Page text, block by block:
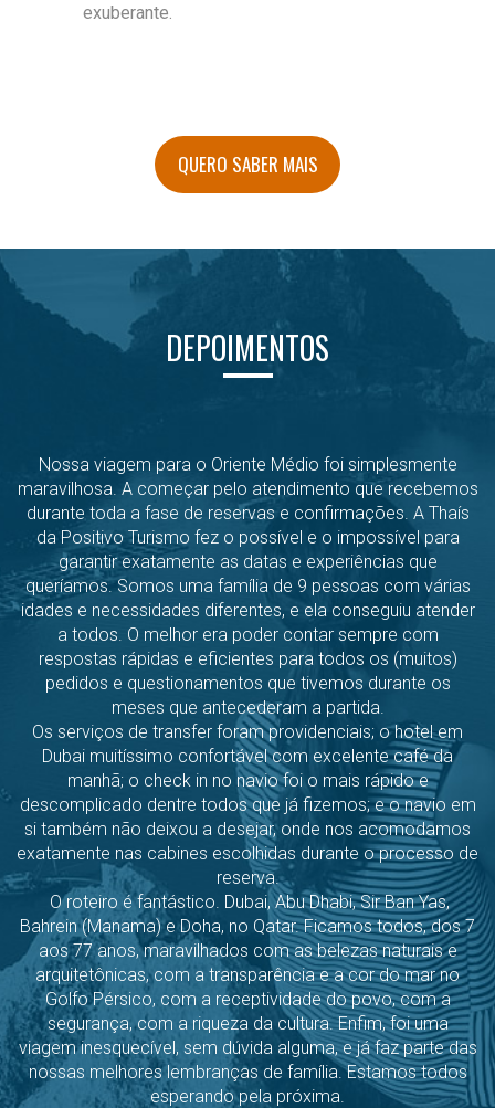
exuberante.
QUERO SABER MAIS
DEPOIMENTOS
Nossa viagem para o Oriente Médio foi simplesmente
maravilhosa. A começar pelo atendimento que recebemos
durante toda a fase de reservas e confirmações. A Thaís
da Positivo Turismo fez o possível e o impossível para
garantir exatamente as datas e experiências que
queríamos. Somos uma família de 9 pessoas com várias
idades e necessidades diferentes, e ela conseguiu atender
a todos. O melhor era poder contar sempre com
respostas rápidas e eficientes para todos os (muitos)
pedidos e questionamentos que tivemos durante os
meses que antecederam a partida.
Os serviços de transfer foram providenciais; o hotel em
Dubai muitíssimo confortável com excelente café da
manhã; o check in no navio foi o mais rápido e
descomplicado dentre todos que já fizemos; e o navio em
si também não deixou a desejar, onde nos acomodamos
exatamente nas cabines escolhidas durante o processo de
reserva.
O roteiro é fantástico. Dubai, Abu Dhabi, Sir Ban Yas,
Bahrein (Manama) e Doha, no Qatar. Ficamos todos, dos 7
aos 77 anos, maravilhados com as belezas naturais e
arquitetônicas, com a transparência e a cor do mar no
Golfo Pérsico, com a receptividade do povo, com a
segurança, com a riqueza da cultura. Enfim, foi uma
viagem inesquecível, sem dúvida alguma, e já faz parte das
nossas melhores lembranças de família. Estamos todos
esperando pela próxima.